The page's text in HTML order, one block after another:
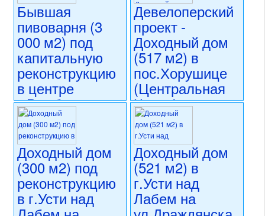
Бывшая
пивоварня (3
000 м2) под
капитальную
реконструкцию
в центре
г.Румбурк на
ул.Ружова
(Северная
Чехия)
5 999 000 CZK
регион:Северная Чехия
раздел: объекты для
коммерческого использования
состояние: требуется
Девелоперский
проект -
Доходный дом
(517 м2) в
пос.Хорушице
(Центральная
Чехия)
5 900 000 CZK
регион:Центральная Чехия
раздел: объекты для
коммерческого использования
состояние: требуется
капитальная реконструкция
номер объекта:20691
Доходный дом
(300 м2) под
реконструкцию
в г.Усти над
Доходный дом
(521 м2) в
г.Усти над
Лабем на